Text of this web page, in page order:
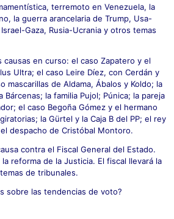
terremoto en Venezuela, la
la guerra arancelaria de Trump, Usa-
Gaza, Rusia-Ucrania y otros temas
causas en curso: el caso Zapatero y el
Ultra; el caso Leire Díez, con Cerdán y
mascarillas de Aldama, Ábalos y Koldo; la
la familia Pujol; Púnica; la pareja
el caso Begoña Gómez y el hermano
la Gürtel y la Caja B del PP; el rey
despacho de Cristóbal Montoro.
contra el Fiscal General del Estado.
reforma de la Justicia. El fiscal llevará la
de tribunales.
sobre las tendencias de voto?